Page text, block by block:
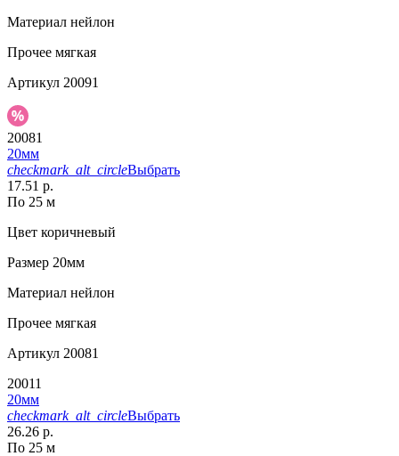
Материал нейлон
Прочее мягкая
Артикул 20091
20081
20мм
checkmark_alt_circleВыбрать
17.51 р.
По 25 м
Цвет коричневый
Размер 20мм
Материал нейлон
Прочее мягкая
Артикул 20081
20011
20мм
checkmark_alt_circleВыбрать
26.26 р.
По 25 м